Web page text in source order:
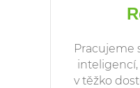
Pracujeme
v těžko